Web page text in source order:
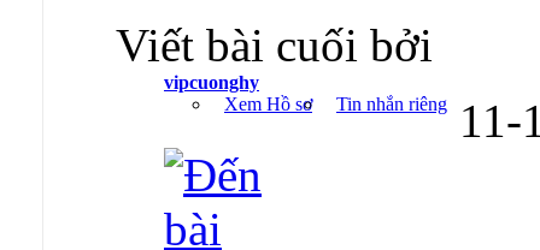
Viết bài cuối bởi
vipcuonghy
Xem Hồ sơ
Tin nhắn riêng 11-